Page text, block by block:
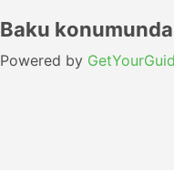
Baku
Powered by